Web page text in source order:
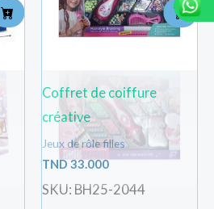
Coffret de coiffure
créative
Jeux de rôle filles
TND33.000
SKU: BH25-2044